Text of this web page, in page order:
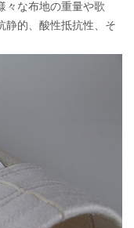
々な布地の重量や歌
静的、酸性抵抗性、そ